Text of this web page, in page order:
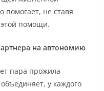
помогает, не ставя
помощи.
на автономию
пара прожила
у каждого